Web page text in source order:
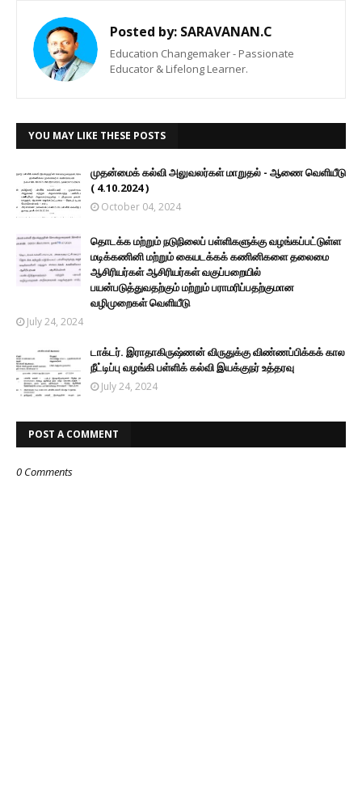
Posted by: SARAVANAN.C
Education Changemaker - Passionate
Educator & Lifelong Learner.
YOU MAY LIKE THESE POSTS
முதன்மைக் கல்வி அலுவலர்கள் மாறுதல் - ஆணை வெளியீடு
( 4.10.2024 )
October 04, 2024
தொடக்க மற்றும் நடுநிலைப் பள்ளிகளுக்கு வழங்கப்பட்டுள்ள
மடிக்கணினி மற்றும் கையடக்கக் கணினிகளை தலைமை
ஆசிரியர்கள் ஆசிரியர்கள் வகுப்பறையில்
பயன்படுத்துவதற்கும் மற்றும் பராமரிப்பதற்குமான
வழிமுறைகள் வெளியீடு
July 24, 2024
டாக்டர். இராதாகிருஷ்ணன் விருதுக்கு விண்ணப்பிக்கக் கால
நீட்டிப்பு வழங்கி பள்ளிக் கல்வி இயக்குநர் உத்தரவு
July 24, 2024
POST A COMMENT
0 Comments